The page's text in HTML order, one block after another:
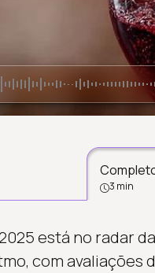
3 min
está no radar
com avaliações